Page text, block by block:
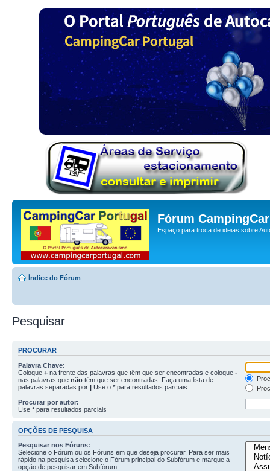
Fórum
Espaço para troca de ideias sobre
Índice do Fórum
Pesquisar
PROCURAR
Palavra Chave:
Coloque + na frente das palavras que têm que ser encontradas e coloque -
nas palavras que não têm que ser encontradas. Faça uma lista de
palavras separadas por | Use o * para resultados parciais.
Procurar por autor:
Use * para resultados parciais
OPÇÕES DE PESQUISA
Pesquisar nos Fóruns:
Selecione o Fórum ou os Fóruns em que deseja procurar. Para ser mais
rápido na pesquisa selecione o Fórum principal do Subfórum e marque a
opção de pesquisar em Subfórum.